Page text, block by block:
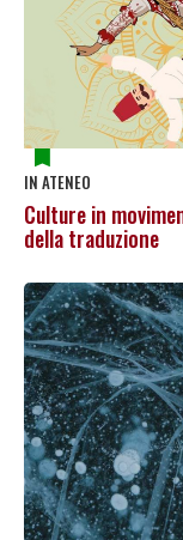
IN ATENEO
Culture in
della traduzione